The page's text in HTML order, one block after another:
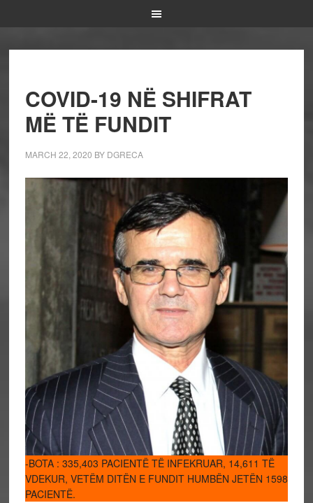
COVID-19 NË SHIFRAT
MË TË FUNDIT
MARCH 22, 2020 BY DGRECA
-BOTA : 335,403 PACIENTË TË INFEKRUAR, 14,611 TË
VDEKUR, VETËM DITËN E FUNDIT HUMBËN JETËN 1598
PACIENTË.